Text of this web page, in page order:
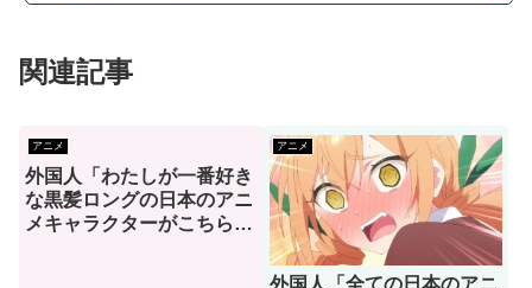
関連記事
アニメ
外国人「わたしが一番好き
な黒髪ロングの日本のアニ
メキャラクターがこちら」
アニメ
外国人「全ての日本のアニ